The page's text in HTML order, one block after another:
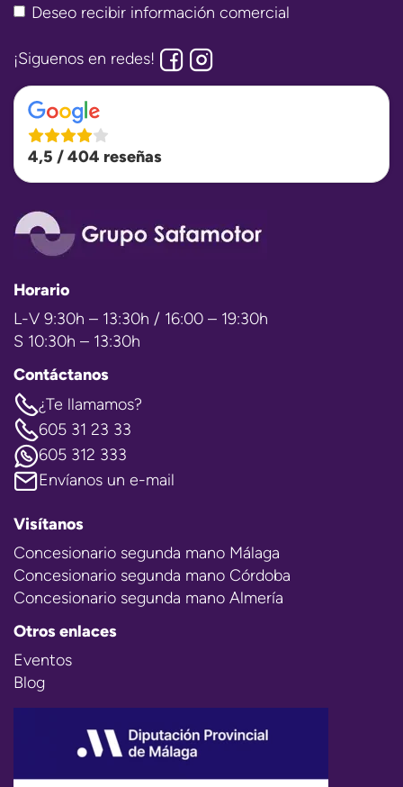
Deseo recibir información comercial
¡Siguenos en redes!
4,5 / 404 reseñas
Horario
L-V 9:30h – 13:30h / 16:00 – 19:30h
S 10:30h – 13:30h
Contáctanos
¿Te llamamos?
605 31 23 33
605 312 333
Envíanos un e-mail
Visítanos
Concesionario segunda mano Málaga
Concesionario segunda mano Córdoba
Concesionario segunda mano Almería
Otros enlaces
Eventos
Blog